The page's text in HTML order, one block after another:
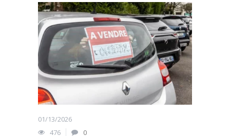
01/13/2026
476
0